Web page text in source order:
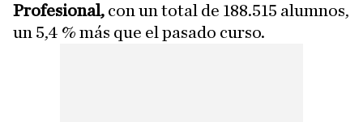
Profesional, con un total de 188.515 alumnos,
un 5,4 % más que el pasado curso.